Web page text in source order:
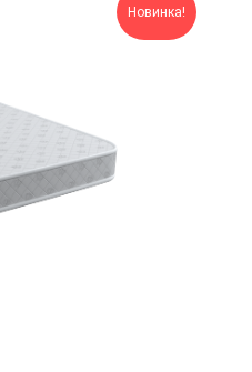
Новинка!